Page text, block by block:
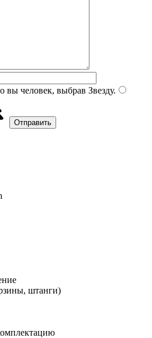
вы человек, выбрав Звезду.
штанги)